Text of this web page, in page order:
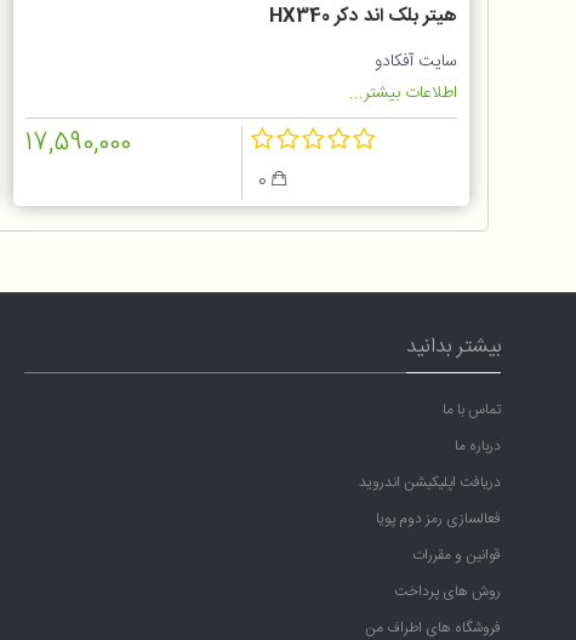
هیتر بلک اند دکر HX340
سایت آفکادو
اطلاعات بیشتر...
17,590,000
بیشتر بدانید
تماس با ما
درباره ما
دریافت اپلیکیشن اندروید
فعالسازی رمز دوم پویا
قوانین و مقررات
روش های پرداخت
فروشگاه های اطراف من